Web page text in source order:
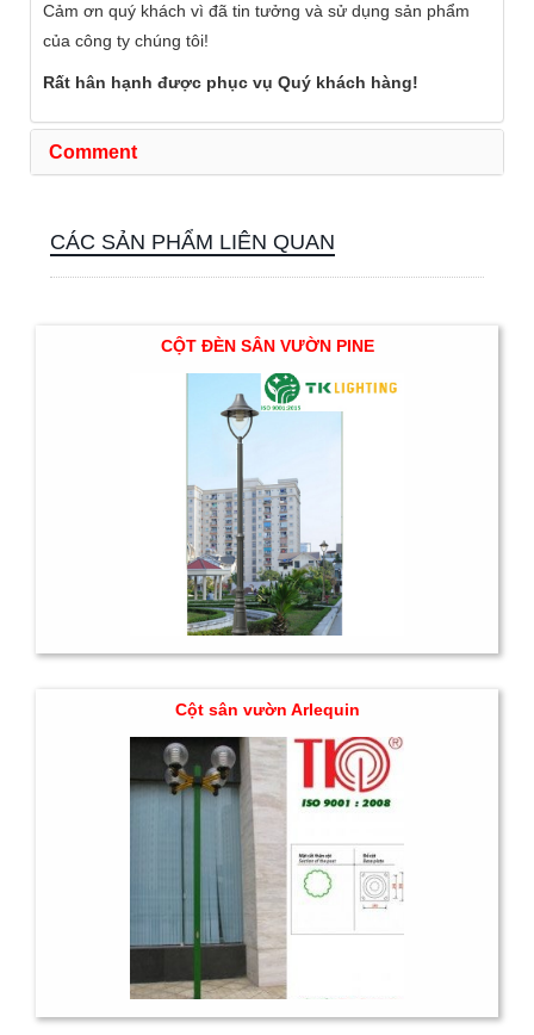
Cảm ơn quý khách vì đã tin tưởng và sử dụng sản phẩm
của công ty chúng tôi!
Rất hân hạnh được phục vụ Quý khách hàng!
Comment
CÁC SẢN PHẨM LIÊN QUAN
CỘT ĐÈN SÂN VƯỜN PINE
Cột sân vườn Arlequin